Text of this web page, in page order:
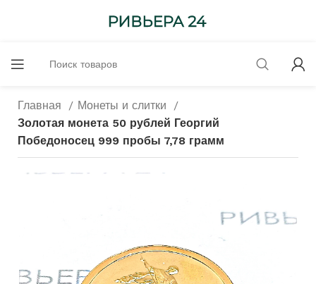
Главная
Монеты и слитки
Золотая монета 50 рублей Георгий
Победоносец 999 пробы 7,78 грамм